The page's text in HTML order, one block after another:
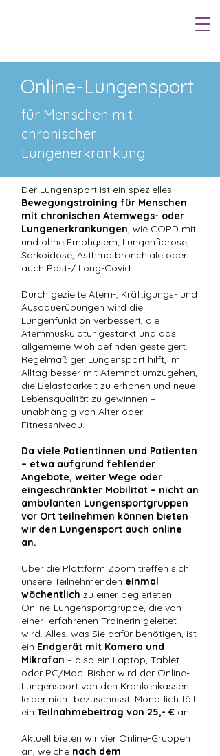
Online-Lungensport
für Menschen mit
chronischer
Lungenerkrankung
Der Lungensport ist ein spezielles
Bewegungstraining für Menschen
mit chronischen Atemwegs- oder
Lungenerkrankungen, wie COPD mit
und ohne Emphysem, Lungenfibrose,
Sarkoidose, Asthma bronchiale oder
auch Post-/ Long-Covid.
Durch gezielte Atem-, Kräftigungs- und
Ausdauerübungen wird die
Lungenfunktion verbessert, die
Atemmuskulatur gestärkt und das
allgemeine Wohlbefinden gesteigert.
Regelmäßiger Lungensport hilft, im
Alltag besser mit Atemnot umzugehen,
die Belastbarkeit zu erhöhen und neue
Lebensqualität zu gewinnen –
unabhängig von Alter oder
Fitnessniveau.
Da viele Patientinnen und Patienten
– etwa aufgrund fehlender
Angebote, weiter Wege oder
eingeschränkter Mobilität – nicht an
ambulanten Lungensportgruppen
vor Ort teilnehmen können bieten
wir den Lungensport auch online
an.
Über die Plattform Zoom treffen sich
unsere Teilnehmenden einmal
wöchentlich zu einer begleiteten
Online-Lungensportgruppe, die von
einer erfahrenen Trainerin geleitet
wird. Alles, was Sie dafür benötigen, ist
ein Endgerät mit Kamera und
Mikrofon – also ein Laptop, Tablet
oder PC/Mac. Bisher wird der Online-
Lungensport von den Krankenkassen
leider nicht bezuschusst. Monatlich fällt
ein Teilnahmebeitrag von 25,- € an.
Aktuell bieten wir vier Online-Gruppen
an, welche nach dem